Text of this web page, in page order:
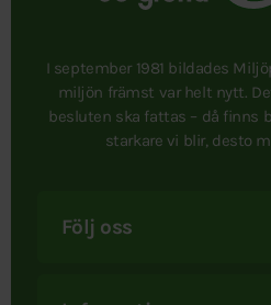
I september 1981 bildades
miljön främst var helt nytt.
besluten ska fattas – då finns
starkare vi blir, desto
Följ oss